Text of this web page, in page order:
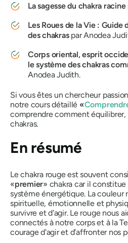
La sagesse du chakra racine
Les Roues de la Vie :
des chakraspar Anodea
Corps oriental, esprit
le système des chakras
Anodea Judith.
Si vous êtes un chercheur
notre cours détaillé «
comprendre comment
chakras.
En résumé
Le chakra rouge est souvent
«premier» chakra car il
système énergétique. La couleur
spirituelle, émotionnelle et
survivre et d'agir. Le rouge nous
connectés à notre corps et à la
courage d'agir et d'affronter nos